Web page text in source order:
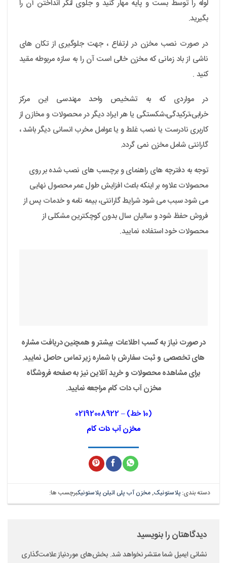
لوله را توسط بست و پایه مهار کنید و جلوی لنگر انداختن آن را
بگیرید.
در صورت نصب مخزن در ارتفاع ، جهت جلوگیری از تکان های
ناشی از باد زمانی که مخزن خالی است آن را به سازه مربوطه مقید
کنید .
در مواردی که به تشخیص واحد مهندسی این مرکز
خرابی،ترکیدگی،شکستگی یا هر ایراد دیگر در محصولات و مخازن از
کاربری نادرست یا نصب غلط و یا عوامل مخرب انسانی دیگر باشد ،
گارانتی شامل مخزن نمی گردد.
توجه به دفترچه های راهنمای و برچسب های نصب شده بر روی
محصولات علاوه بر اینکه باعث افزایش طول عمر محصول نهایی
می شود سبب می شود شرایط گارانتی، بیمه نامه و خدمات پس از
فروش حفظ شود و سالیان سال بدون کوچکترین مشکلی از
محصولات خود استفاده نمایید.
در صورت نیاز به کسب اطلاعات بیشتر و همچنین دریافت مشاره
های تخصصی و ثبت سفارش با شماره زیر تماس حاصل نمایید.
برای مشاهده محصولات و خرید آنلاین نیز به صفحه فروشگاه
مخزن آب دات کام مراجعه نمایید.
مخزن آب دات کام
دسته بندی:پلاستونیک,مخزن آب پلی اتیلن پلاستونیکبرچسب ها:
دیدگاهتان را بنویسید
نشانی ایمیل شما منتشر نخواهد شد.بخش‌های موردنیاز علامت‌گذاری